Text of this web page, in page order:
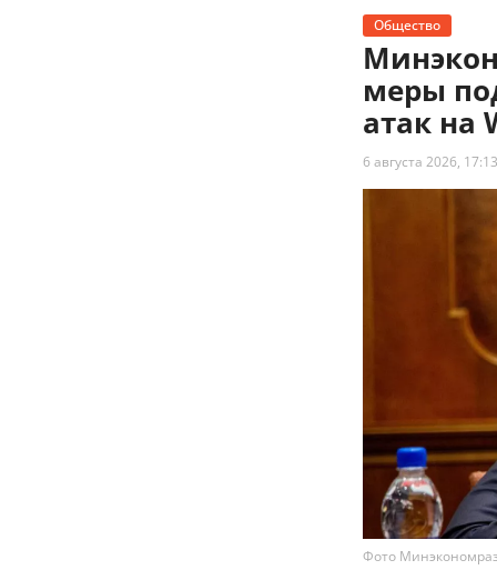
Общество
меры
атак на
6 августа 2026, 17:13
Фото